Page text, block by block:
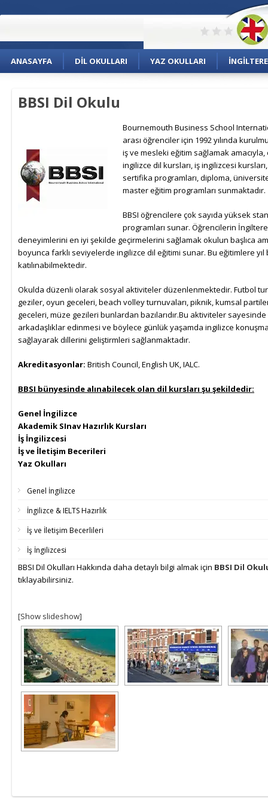
ANASAYFA DIL OKULLARI YAZ OKULLARI
BBSI Dil Okulu
Bournemouth Business School
arası öğrenciler için 1992 yılında
iş ve mesleki eğitim sağlamak
ingilizce dil kursları, iş ingilizcesi
sertifika programları, diploma,
master eğitim programları sunmaktadır.
BBSI öğrencilere çok sayıda yüksek
programları sunar. Öğrencilerin
deneyimlerini en iyi şekilde geçirmelerini sağlamak okulun başlıca
boyunca farklı seviyelerde ingilizce dil eğitimi sunar. Bu eğitimlere
katılınabilmektedir.
Okulda düzenli olarak sosyal aktiviteler düzenlenmektedir. Futbol
geziler, oyun geceleri, beach volley turnuvaları, piknik, kumsal
geceleri, müze gezileri bunlardan bazılarıdır.Bu aktiviteler
arkadaşlıklar edinmesi ve böylece günlük yaşamda ingilizce
sağlayarak dillerini geliştirmleri sağlanmaktadır.
Akreditasyonlar: British Council, English UK, IALC.
BBSI bünyesinde alınabilecek olan dil kursları şu şekildedir:
Genel İngilizce
Akademik SInav Hazırlık Kursları
İş İngilizcesi
İş ve İletişim Becerileri
Yaz Okulları
Genel İngilizce
İngilizce & IELTS Hazırlık
İş ve İletişim Becerlileri
İş İngilizcesi
BBSI Dil Okulları Hakkında daha detaylı bilgi almak için BBSI Dil
tıklayabilirsiniz.
[Show slideshow]